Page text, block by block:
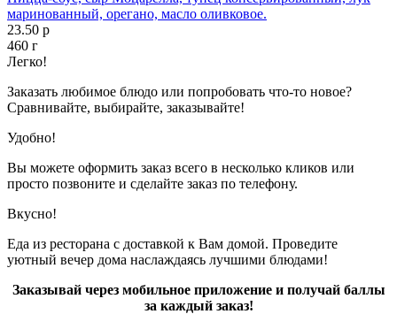
маринованный, орегано, масло оливковое.
23.50 р
460 г
Легко!
Заказать любимое блюдо или попробовать что-то новое?
Сравнивайте, выбирайте, заказывайте!
Удобно!
Вы можете оформить заказ всего в несколько кликов или
просто позвоните и сделайте заказ по телефону.
Вкусно!
Еда из ресторана с доставкой к Вам домой. Проведите
уютный вечер дома наслаждаясь лучшими блюдами!
Заказывай через мобильное приложение и получай баллы
за каждый заказ!